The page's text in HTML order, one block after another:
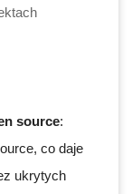
source:
co daje
ukrytych